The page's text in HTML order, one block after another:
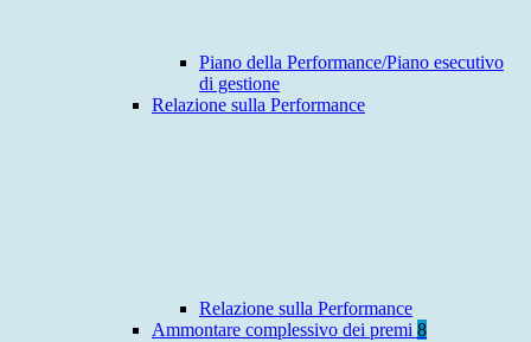
Piano della Performance/Piano esecutivo
di gestione
Relazione sulla Performance
Relazione sulla Performance
Ammontare complessivo dei premi 8